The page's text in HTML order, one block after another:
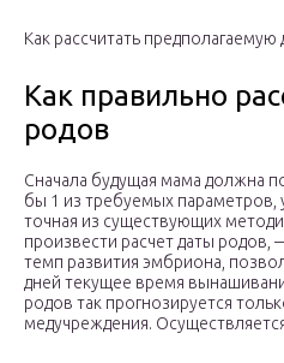
Как рассчитать предполагаемую
Как правильно
родов
Сначала будущая мама должна
бы 1 из требуемых
точная из существующих
произвести расчет даты родов,
темп развития эмбриона,
дней текущее время
родов так прогнозируется
медучреждения.